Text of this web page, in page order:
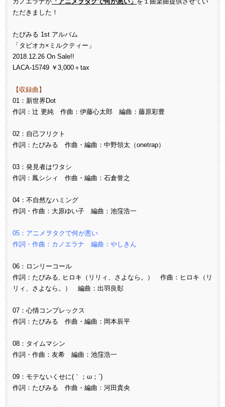
カノエラナが 「アニメヲタクで何が悪い」 を１曲楽曲提供させてい
ただきました！
たぴみる 1st アルバム
「タピオカ×ミルクティー」
2018.12.26 On Sale!!
LACA-15749 ￥3,000＋tax
【収録曲】
01：新世界Dot
作詞：辻 更純 作曲：伊藤心太郎 編曲：藤原彩豊
02：自己フリクト
作詞：たぴみる 作曲・編曲：中野領太（onetrap）
03：発見者はワタシ
作詞：鳳シシィ 作曲・編曲：石倉誉之
04：不自然なハミング
作詞・作曲：大原ゆい子 編曲：池窪浩一
05：アニメヲタクで何が悪い
作詞・作曲：カノエラナ 編曲：やしきん
06：ロンリーコール
作詞：たぴみる, ヒロキ（リリィ、さよなら。） 作曲：ヒロキ（リ
リィ、さよなら。） 編曲：出羽良彰
07：心情コンプレックス
作詞：たぴみる 作曲・編曲：岡本辰平
08：タイムマシン
作詞・作曲：友希 編曲：池窪浩一
09：モテないくせに(｀；ω；´)
作詞：たぴみる 作曲・編曲：河田貴央